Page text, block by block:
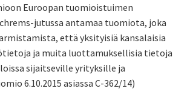
Euroopan tuomioistuimen
jutussa antamaa tuomiota, joka
että yksityisiä kansalaisia
ja muita luottamuksellisia tietoja
sijaitseville yrityksille ja
6.10.2015 asiassa C-362/14)